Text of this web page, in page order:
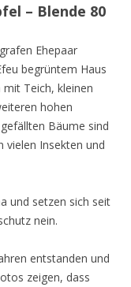
– Blende 80
Ehepaar
begrüntem Haus
Teich, kleinen
hohen
Bäume sind
vielen Insekten und
und setzen sich seit
nein.
entstanden und
zeigen, dass